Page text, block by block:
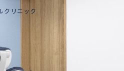
クリニック